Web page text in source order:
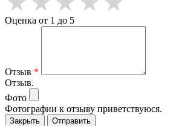
Оценка от 1 до 5
Отзыв *
Отзыв.
Фото
Фотографии к отзыву приветствуюся.
Закрыть Отправить